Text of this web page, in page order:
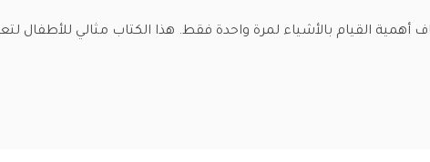
أهمية القيام بالأشياء لمرة واحدة فقط. هذا الكتاب مثالي